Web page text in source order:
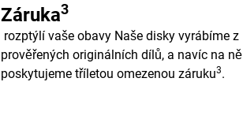
Záruka3
rozptýlí vaše obavy Naše disky vyrábíme z
prověřených originálních dílů, a navíc na ně
poskytujeme tříletou omezenou záruku3.